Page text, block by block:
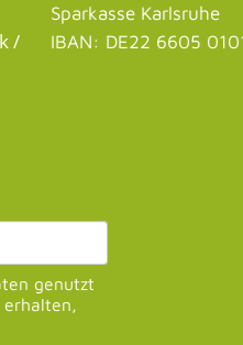
/
Sparkasse Karlsruhe
IBAN: DE22 6605
genutzt
erhalten,